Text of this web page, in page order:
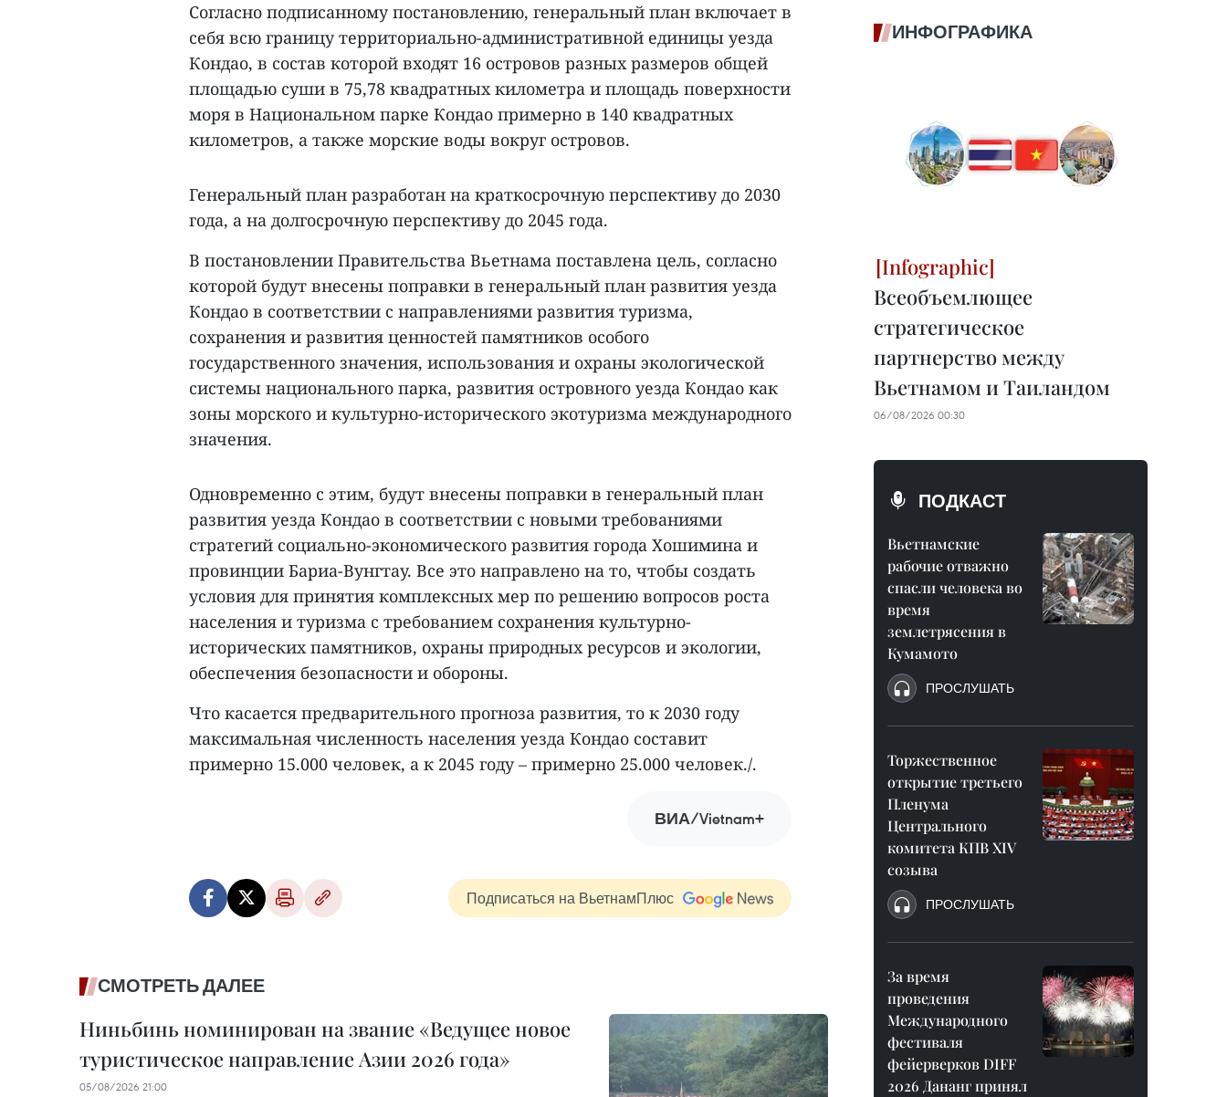
Согласно подписанному постановлению, генеральный план включает в
себя всю границу территориально-административной единицы уезда
Кондао, в состав которой входят 16 островов разных размеров общей
площадью суши в 75,78 квадратных километра и площадь поверхности
моря в Национальном парке Кондао примерно в 140 квадратных
километров, а также морские воды вокруг островов.
Генеральный план разработан на краткосрочную перспективу до 2030
года, а на долгосрочную перспективу до 2045 года.
В постановлении Правительства Вьетнама поставлена цель, согласно
которой будут внесены поправки в генеральный план развития уезда
Кондао в соответствии с направлениями развития туризма,
сохранения и развития ценностей памятников особого
государственного значения, использования и охраны экологической
системы национального парка, развития островного уезда Кондао как
зоны морского и культурно-исторического экотуризма международного
значения.
Одновременно с этим, будут внесены поправки в генеральный план
развития уезда Кондао в соответствии с новыми требованиями
стратегий социально-экономического развития города Хошимина и
провинции Бариа-Вунгтау. Все это направлено на то, чтобы создать
условия для принятия комплексных мер по решению вопросов роста
населения и туризма с требованием сохранения культурно-
исторических памятников, охраны природных ресурсов и экологии,
обеспечения безопасности и обороны.
Что касается предварительного прогноза развития, то к 2030 году
максимальная численность населения уезда Кондао составит
примерно 15.000 человек, а к 2045 году – примерно 25.000 человек./.
ВИА/Vietnam+
Подписаться на ВьетнамПлюс
СМОТРЕТЬ ДАЛЕЕ
Ниньбинь номинирован на звание «Ведущее новое
туристическое направление Азии 2026 года»
05/08/2026 21:00
ИНФОГРАФИКА
Всеобъемлющее
стратегическое
партнерство между
Вьетнамом и Таиландом
06/08/2026 00:30
ПОДКАСТ
Вьетнамские
рабочие отважно
спасли человека во
время
землетрясения в
Кумамото
ПРОСЛУШАТЬ
Торжественное
открытие третьего
Пленума
Центрального
комитета КПВ XIV
созыва
ПРОСЛУШАТЬ
За время
проведения
Международного
фестиваля
фейерверков DIFF
2026 Дананг принял